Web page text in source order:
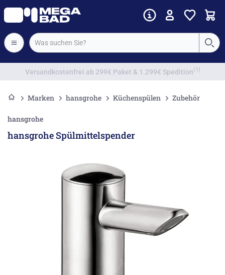
Vorkassenrabatt
Marken hansgrohe Küchenspülen Zubehör
hansgrohe
hansgrohe Spülmittelspender